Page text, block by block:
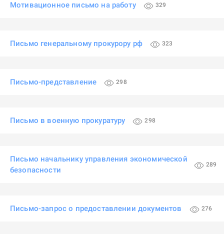
Мотивационное письмо на работу 329
Письмо генеральному прокурору рф 323
Письмо-представление 298
Письмо в военную прокуратуру 298
Письмо начальнику управления экономической
безопасности
289
Письмо-запрос о предоставлении документов 276